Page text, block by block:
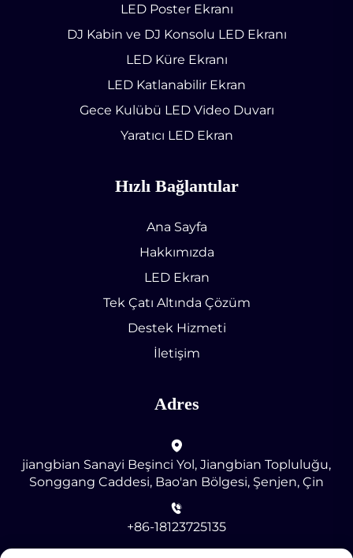
LED Poster Ekranı
DJ Kabin ve DJ Konsolu LED Ekranı
LED Küre Ekranı
LED Katlanabilir Ekran
Gece Kulübü LED Video Duvarı
Yaratıcı LED Ekran
Hızlı Bağlantılar
Ana Sayfa
Hakkımızda
LED Ekran
Tek Çatı Altında Çözüm
Destek Hizmeti
İletişim
Adres
jiangbian Sanayi Beşinci Yol, Jiangbian Topluluğu,
Songgang Caddesi, Bao'an Bölgesi, Şenjen, Çin
+86-18123725135